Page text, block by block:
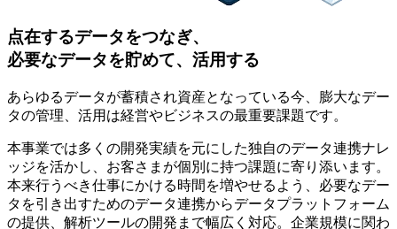
点在するデータをつなぎ、
必要なデータを貯めて、活用する
あらゆるデータが蓄積され資産となっている今、膨大なデー
タの管理、活用は経営やビジネスの最重要課題です。
本事業では多くの開発実績を元にした独自のデータ連携ナレ
ッジを活かし、お客さまが個別に持つ課題に寄り添います。
本来行うべき仕事にかける時間を増やせるよう、必要なデー
タを引き出すためのデータ連携からデータプラットフォーム
の提供、解析ツールの開発まで幅広く対応。企業規模に関わ